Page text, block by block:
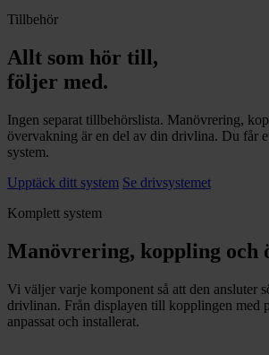
Tillbehör
Allt som hör till,
följer med.
Ingen separat tillbehörslista. Manövrering,
övervakning är en del av din drivlina. Du får
system.
Upptäck ditt system Se drivsystemet
Komplett system
Manövrering, koppling och
Vi väljer varje komponent så att den ansluter
drivlinan. Från displayen till kopplingen med
anpassat och installerat.